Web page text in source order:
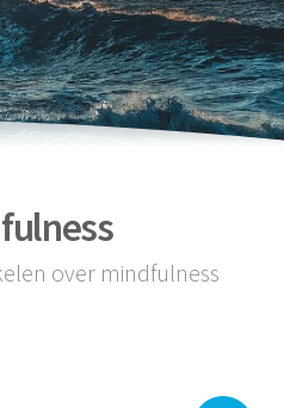
over mindfulness